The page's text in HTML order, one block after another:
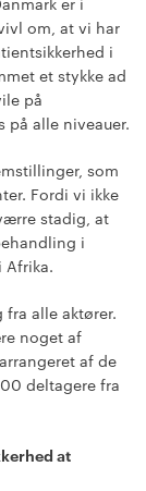
om, at vi har
i
et stykke ad
på
alle niveauer.
som
Fordi vi ikke
stadig, at
i
Afrika.
alle aktører.
noget af
af de
deltagere fra
at